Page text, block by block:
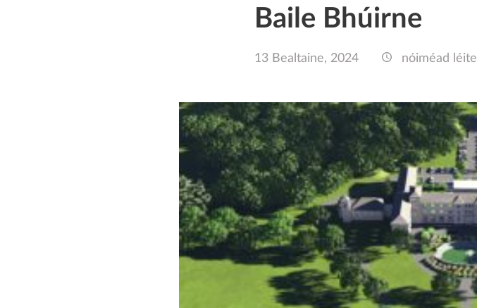
Baile Bhúirne
13 Bealtaine, 2024 nóiméad léite